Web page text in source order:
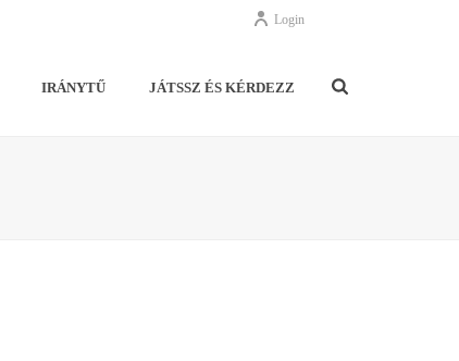
Login
IRÁNYTŰ JÁTSSZ ÉS KÉRDEZZ